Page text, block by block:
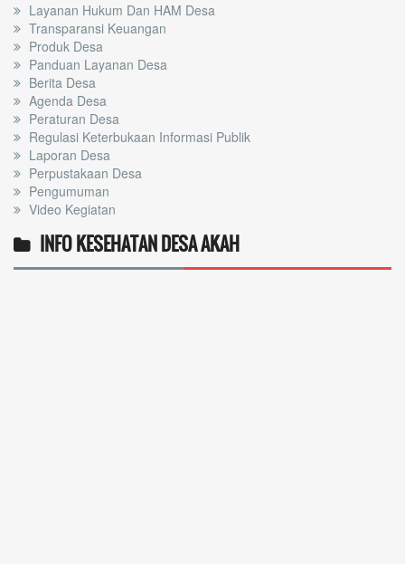
Layanan Hukum Dan HAM Desa
Transparansi Keuangan
Produk Desa
Panduan Layanan Desa
Berita Desa
Agenda Desa
Peraturan Desa
Regulasi Keterbukaan Informasi Publik
Laporan Desa
Perpustakaan Desa
Pengumuman
Video Kegiatan
INFO KESEHATAN DESA AKAH